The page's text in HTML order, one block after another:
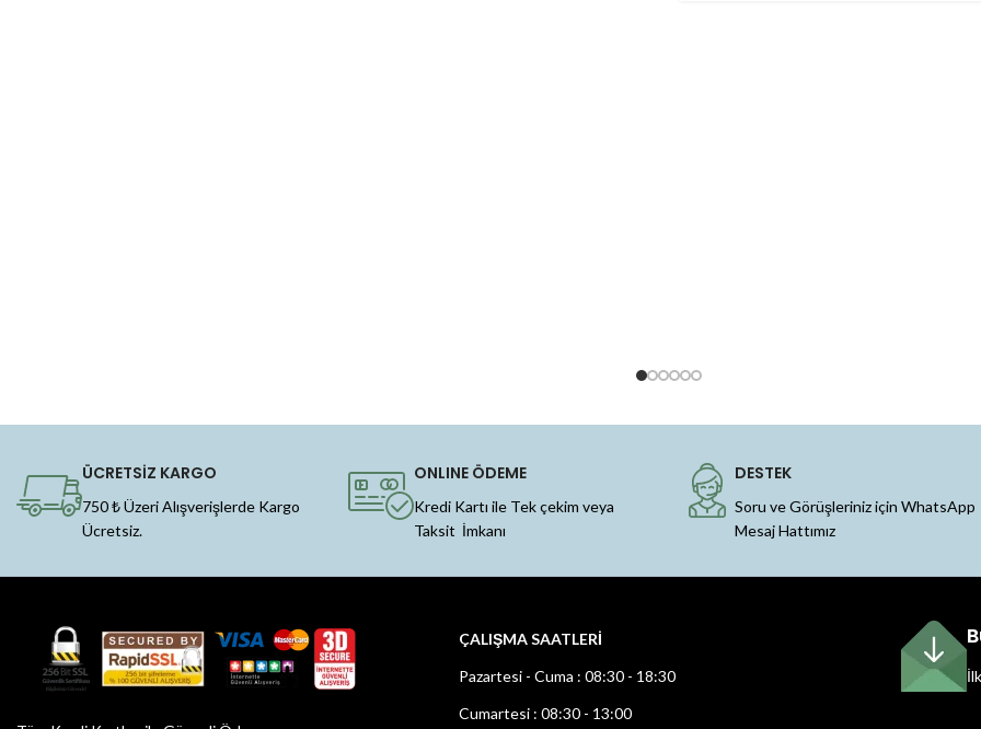
ÜCRETSİZ KARGO
750 ₺ Üzeri Alışverişlerde Kargo
Ücretsiz.
ONLINE ÖDEME
Kredi Kartı ile Tek çekim veya
Taksit İmkanı
DESTEK
Soru ve Görüşleriniz için WhatsApp
Mesaj Hattımız
ÇALIŞMA SAATLERİ
Pazartesi - Cuma : 08:30 - 18:30
Cumartesi : 08:30 - 13:00